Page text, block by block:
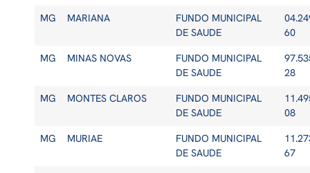
MG MARIANA
FUNDO MUNICIPAL
DE SAUDE
60
MG MINAS NOVAS
FUNDO MUNICIPAL
DE SAUDE
28
MG MONTES CLAROS
FUNDO MUNICIPAL
DE SAUDE
08
MG MURIAE
FUNDO MUNICIPAL
DE SAUDE
67